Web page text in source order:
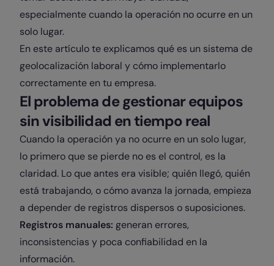
especialmente cuando la operación no ocurre en un
solo lugar.
En este artículo te explicamos qué es un sistema de
geolocalización laboral y cómo implementarlo
correctamente en tu empresa.
El problema de gestionar equipos
sin visibilidad en tiempo real
Cuando la operación ya no ocurre en un solo lugar,
lo primero que se pierde no es el control, es la
claridad. Lo que antes era visible; quién llegó, quién
está trabajando, o cómo avanza la jornada, empieza
a depender de registros dispersos o suposiciones.
Registros manuales: generan errores,
inconsistencias y poca confiabilidad en la
información.